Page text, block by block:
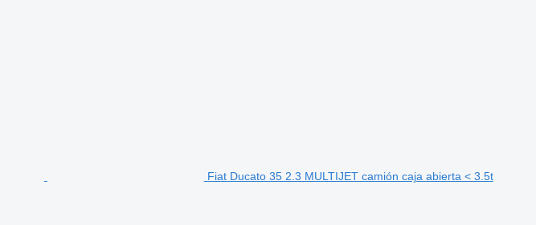
Fiat Ducato 35 2.3 MULTIJET camión caja abierta < 3.5t